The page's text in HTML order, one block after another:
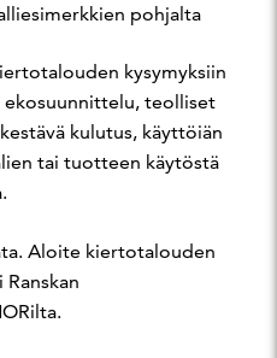
pohjalta
kysymyksiin
ekosuunnittelu, teolliset
kulutus, käyttöiän
tai tuotteen käytöstä
Aloite kiertotalouden